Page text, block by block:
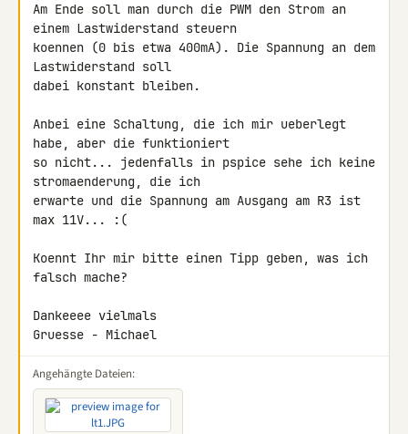
Am Ende soll man durch die PWM den Strom an
einem Lastwiderstand steuern
koennen (0 bis etwa 400mA). Die Spannung an dem
Lastwiderstand soll
dabei konstant bleiben.
Anbei eine Schaltung, die ich mir ueberlegt
habe, aber die funktioniert
so nicht... jedenfalls in pspice sehe ich keine
stromaenderung, die ich
erwarte und die Spannung am Ausgang am R3 ist
max 11V... :(
Koennt Ihr mir bitte einen Tipp geben, was ich
falsch mache?
Dankeeee vielmals
Gruesse - Michael
Angehängte Dateien: